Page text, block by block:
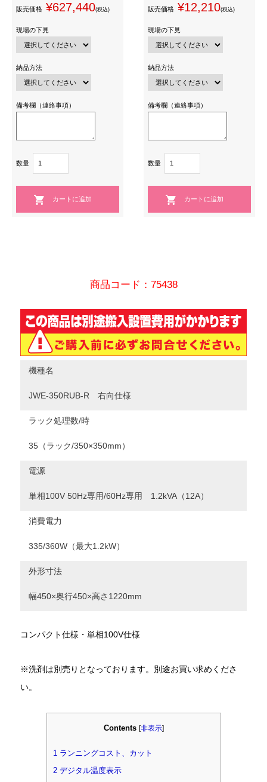
販売価格 ¥627,440(税込)
現場の下見
納品方法
備考欄（連絡事項）
数量
販売価格 ¥12,210(税込)
現場の下見
納品方法
備考欄（連絡事項）
数量
商品コード：75438
機種名
JWE-350RUB-R 右向仕様
ラック処理数/時
35（ラック/350×350mm）
電源
単相100V 50Hz専用/60Hz専用 1.2kVA（12A）
消費電力
335/360W（最大1.2kW）
外形寸法
幅450×奥行450×高さ1220mm
コンパクト仕様・単相100V仕様
※洗剤は別売りとなっております。別途お買い求めくださ
い。
Contents [非表示]
1 ランニングコスト、カット
2デジタル温度表示